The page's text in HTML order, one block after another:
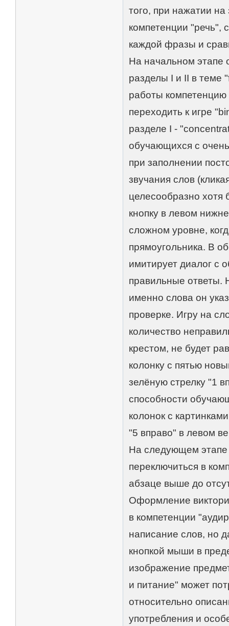
того, при нажатии
компетенции "речь",
каждой фразы и
На начальном этапе
разделы I и II в теме
работы
переходить к игре
разделе I -
обучающихся с
при заполнении
звучания слов
целесообразно хотя
кнопку в левом
сложном уровне,
прямоугольника. В
имитирует диалог с
правильные ответы.
именно слова он
проверке. Игру на
количество
крестом, не будет
колонку с пятью
зелёную стрелку "1
способности
колонок с
"5 вправо" в левом
На следующем этапе
переключиться в
абзаце выше до
Оформление
в компетенции
написание слов, но
кнопкой мыши в
изображение
и питание" может
относительно
употребления и